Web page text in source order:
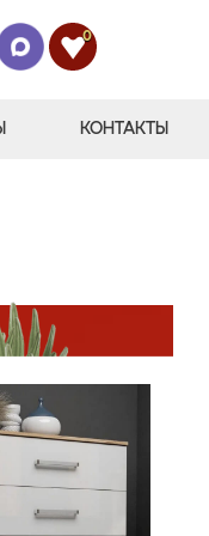
0
КОНТАКТЫ